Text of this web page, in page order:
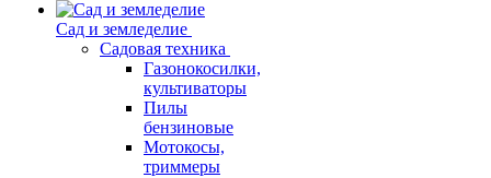
Сад и земледелие
Садовая техника
Газонокосилки,
культиваторы
Пилы
бензиновые
Мотокосы,
триммеры